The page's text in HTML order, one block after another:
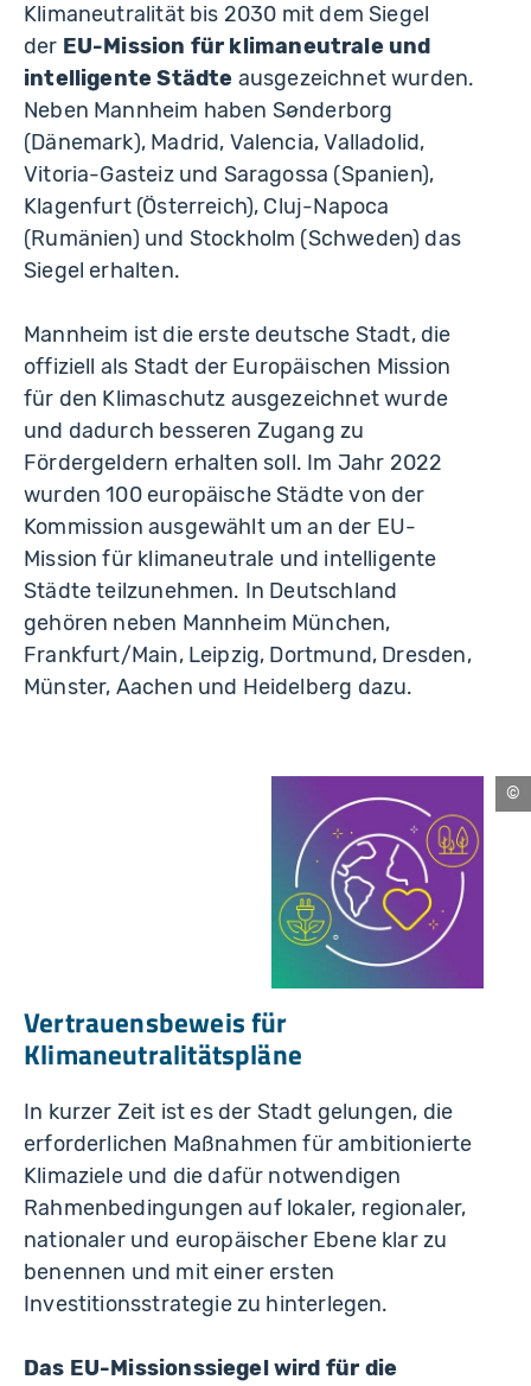
Klimaneutralität bis 2030 mit dem Siegel
der EU-Mission für klimaneutrale und
intelligente Städte ausgezeichnet wurden.
Neben Mannheim haben Sønderborg
(Dänemark), Madrid, Valencia, Valladolid,
Vitoria-Gasteiz und Saragossa (Spanien),
Klagenfurt (Österreich), Cluj-Napoca
(Rumänien) und Stockholm (Schweden) das
Siegel erhalten.
Mannheim ist die erste deutsche Stadt, die
offiziell als Stadt der Europäischen Mission
für den Klimaschutz ausgezeichnet wurde
und dadurch besseren Zugang zu
Fördergeldern erhalten soll. Im Jahr 2022
wurden 100 europäische Städte von der
Kommission ausgewählt um an der EU-
Mission für klimaneutrale und intelligente
Städte teilzunehmen. In Deutschland
gehören neben Mannheim München,
Frankfurt/Main, Leipzig, Dortmund, Dresden,
Münster, Aachen und Heidelberg dazu.
Vertrauensbeweis für
Klimaneutralitätspläne
In kurzer Zeit ist es der Stadt gelungen, die
erforderlichen Maßnahmen für ambitionierte
Klimaziele und die dafür notwendigen
Rahmenbedingungen auf lokaler, regionaler,
nationaler und europäischer Ebene klar zu
benennen und mit einer ersten
Investitionsstrategie zu hinterlegen.
Das EU-Missionssiegel wird für die